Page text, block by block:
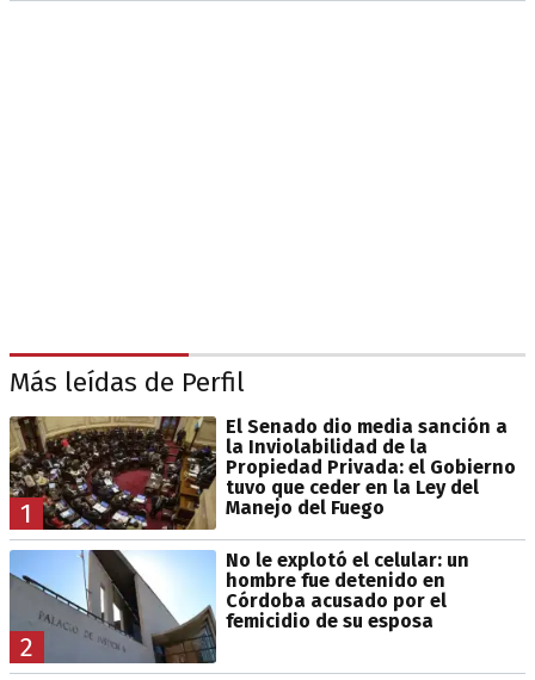
Más leídas de Perfil
1
El Senado dio media sanción a
la Inviolabilidad de la
Propiedad Privada: el Gobierno
tuvo que ceder en la Ley del
Manejo del Fuego
2
No le explotó el celular: un
hombre fue detenido en
Córdoba acusado por el
femicidio de su esposa